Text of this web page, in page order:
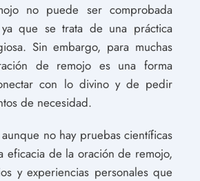
no puede ser comprobada
ya que se trata de una práctica
Sin embargo, para muchas
de remojo es una forma
con lo divino y de pedir
de necesidad.
aunque no hay pruebas científicas
eficacia de la oración de remojo,
y experiencias personales que